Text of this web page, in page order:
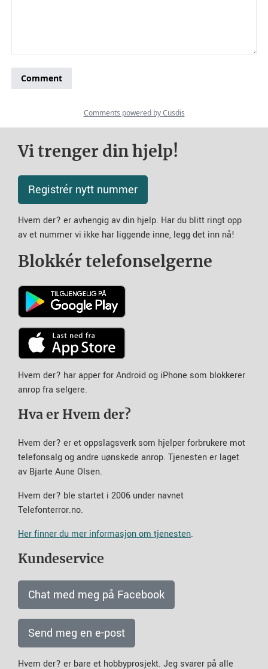
Vi trenger din hjelp!
Registrér nytt nummer
Hvem der? er avhengig av din hjelp. Har du blitt ringt opp
av et nummer vi ikke har liggende inne, legg det inn nå!
Blokkér telefonselgerne
Hvem der? har apper for Android og iPhone som blokkerer
anrop fra selgere.
Hva er Hvem der?
Hvem der? er et oppslagsverk som hjelper forbrukere mot
telefonsalg og andre uønskede anrop. Tjenesten er laget
av Bjarte Aune Olsen.
Hvem der? ble startet i 2006 under navnet
Telefonterror.no.
Her finner du mer informasjon om tjenesten.
Kundeservice
Chat med meg på Facebook
Send meg en e-post
Hvem der? er bare et hobbyprosjekt. Jeg svarer på alle